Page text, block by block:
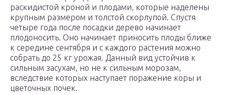
раскидистой кроной и плодами, которые наделены
крупным размером и толстой скорлупой. Спустя
четыре года после посадки дерево начинает
плодоносить. Оно начинает приносить плоды ближе
к середине сентября и с каждого растения можно
собрать до 25 кг урожая. Данный вид устойчив к
сильным засухам, но не к сильным морозам,
вследствие которых наступает поражение коры и
цветочных почек.